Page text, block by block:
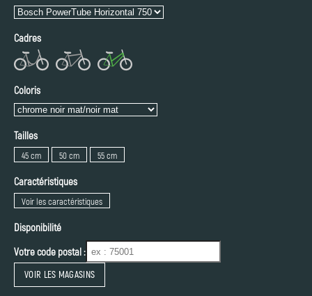
Cadres
Coloris
Tailles
45 cm 50 cm 55 cm
Caractéristiques
Voir les caractéristiques
Disponibilité
Votre code postal :
VOIR LES MAGASINS